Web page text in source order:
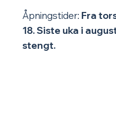
Åpningstider: Fra
18.Siste uka i
stengt.